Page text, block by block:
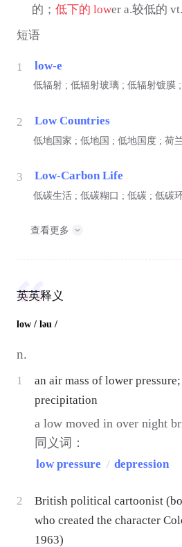
的； 低下的 lower a.较低的
短语
1 low-e
低辐射 ; 低辐射玻璃 ; 低辐射镀膜
2 Low Countries
低地国家 ; 低地国 ; 低地国度 ; 荷
3 Low-Carbon Life
低碳生活 ; 低碳糊口 ; 低碳 ; 低碳
查看更多
英英释义
low / ləu /
n.
1
an air mass of lower
precipitation
a low moved in over night
同义词：
low pressure / depression
2
British political cartoonist
who created the character
1963)